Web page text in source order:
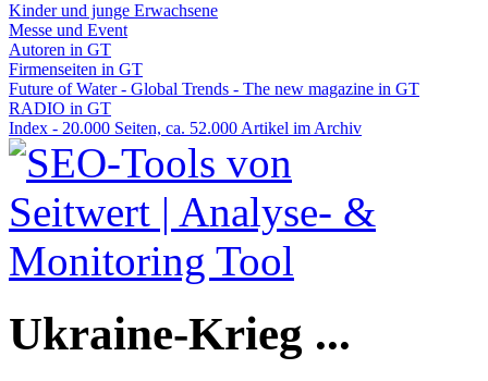
Kinder und junge Erwachsene
Messe und Event
Autoren in GT
Firmenseiten in GT
Future of Water - Global Trends - The new magazine in GT
RADIO in GT
Index - 20.000 Seiten, ca. 52.000 Artikel im Archiv
Ukraine-Krieg ...